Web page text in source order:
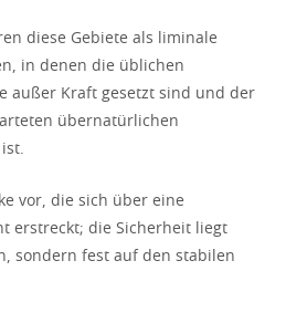
diese Gebiete als liminale
in denen die üblichen
außer Kraft gesetzt sind und der
übernatürlichen
vor, die sich über eine
erstreckt; die Sicherheit liegt
sondern fest auf den stabilen